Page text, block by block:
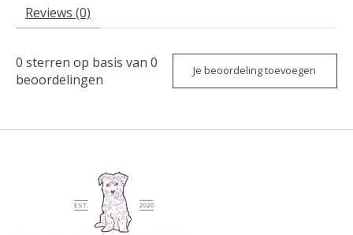
Reviews (0)
0 sterren op basis van 0
beoordelingen
Je beoordeling toevoegen